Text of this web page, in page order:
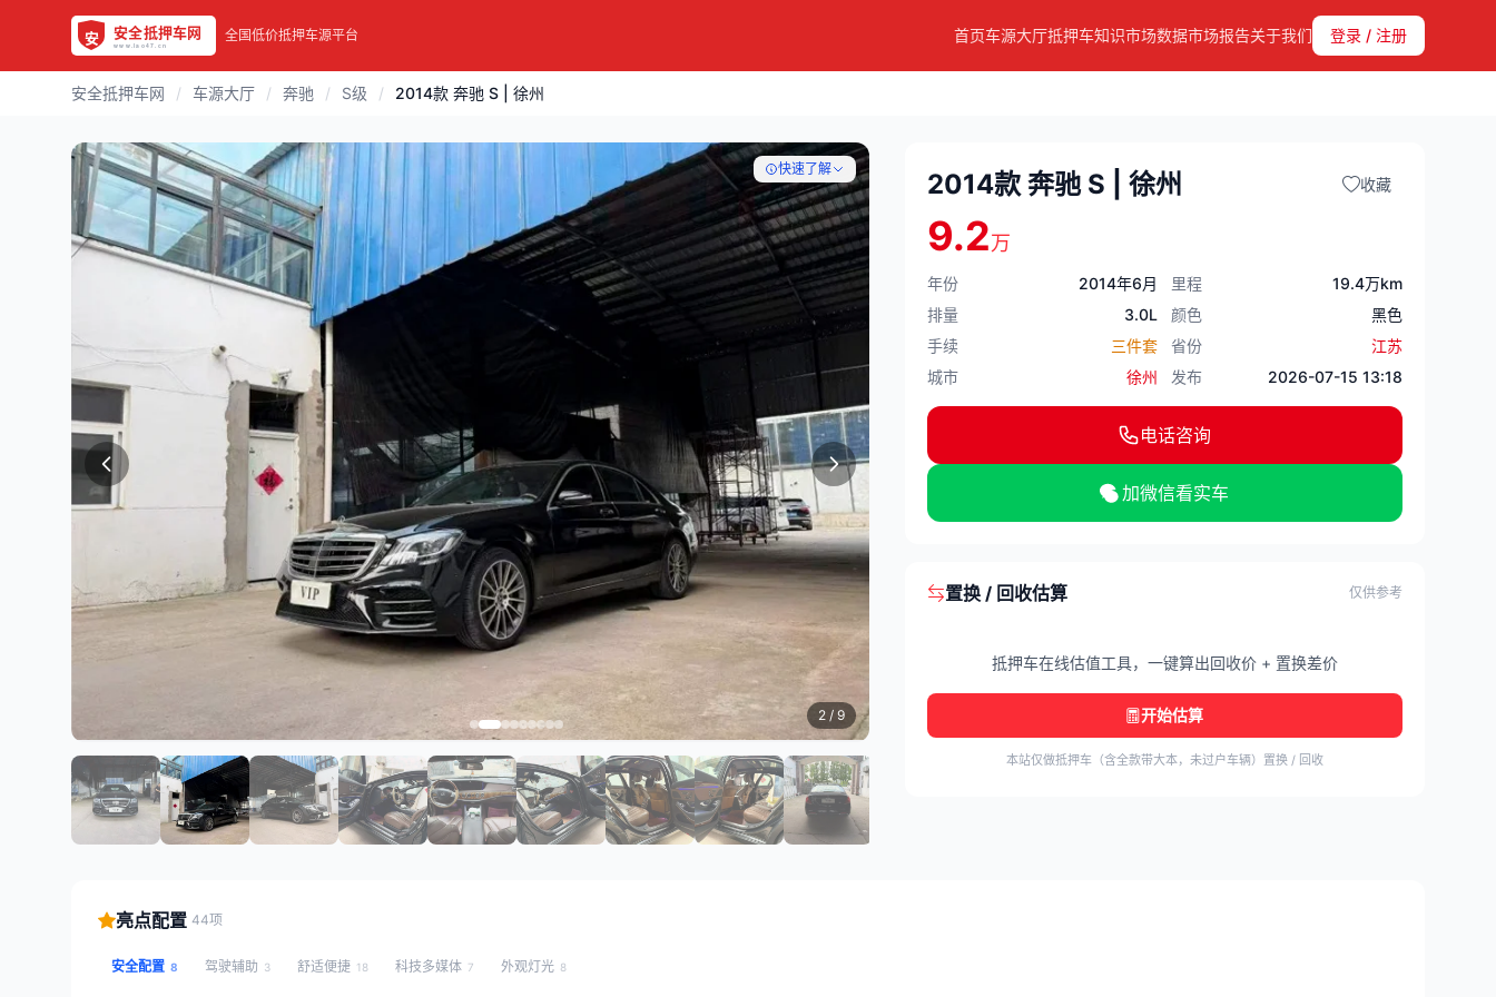
全国低价抵押车源平台 首页车源大厅抵押车知识市场数据市场报告关于我们 登录 / 注册
安全抵押车网 / 车源大厅 / 奔驰 / S级 / 2014款 奔驰 S | 徐州
快速了解
2/ 9
2014款 奔驰 S | 徐州 收藏
9.2万
年份 2014年6月 里程
19.4万km
排量
3.0L 颜色
黑色
手续
三件套 省份
江苏
城市
徐州 发布 2026-07-15 13:18
电话咨询
加微信看实车
置换 / 回收估算 仅供参考
抵押车在线估值工具，一键算出回收价 + 置换差价
开始估算
本站仅做抵押车（含全款带大本，未过户车辆）置换 / 回收
亮点配置 44项
安全配置 8 驾驶辅助 3 舒适便捷 18 科技多媒体 7 外观灯光 8